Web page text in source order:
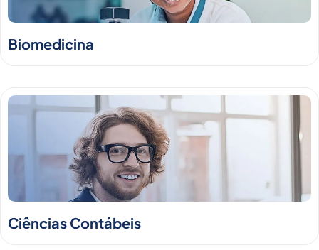
Biomedicina
Ciências Contábeis